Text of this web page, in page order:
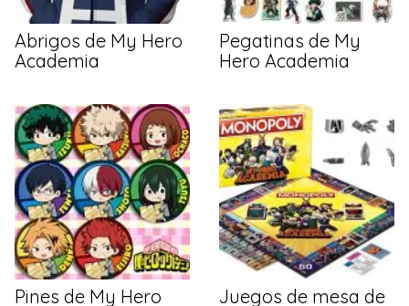
Abrigos de My Hero
Academia
Pegatinas de My
Hero Academia
Pines de My Hero
Juegos de mesa de